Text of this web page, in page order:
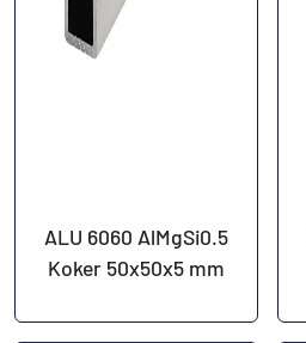
ALU 6060 AlMgSi0.5
Koker 50x50x5 mm